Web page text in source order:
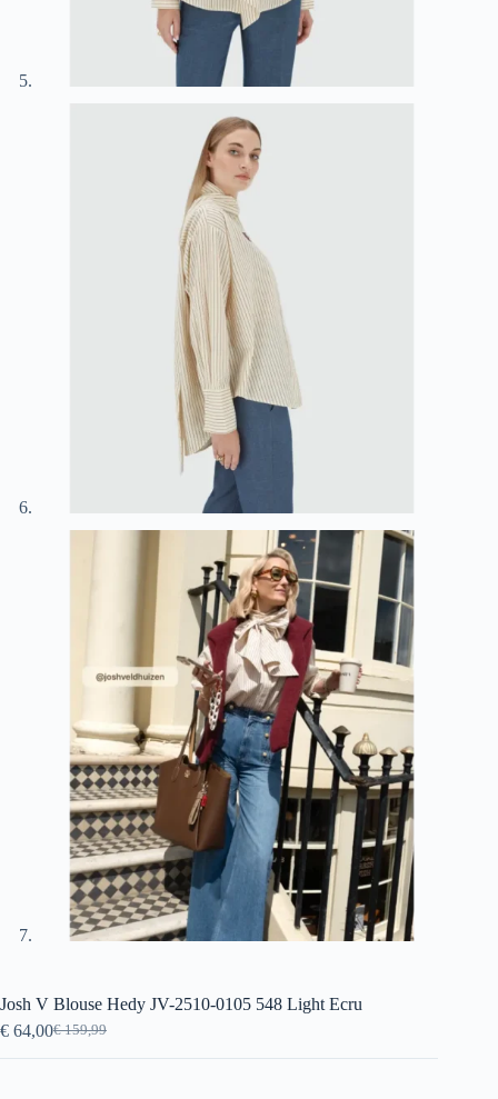
Josh V Blouse Hedy JV-2510-0105 548 Light Ecru
€159,99
Oorspronkelijke
prijs
€ 64,00Huidige
prijs